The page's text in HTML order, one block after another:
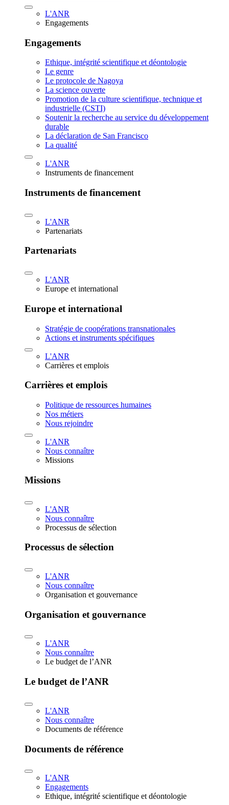
L'ANR
Engagements
Engagements
Ethique, intégrité scientifique et déontologie
Le genre
Le protocole de Nagoya
La science ouverte
Promotion de la culture scientifique, technique et
industrielle (CSTI)
Soutenir la recherche au service du développement
durable
La déclaration de San Francisco
La qualité
L'ANR
Instruments de financement
Instruments de financement
L'ANR
Partenariats
Partenariats
L'ANR
Europe et international
Europe et international
Stratégie de coopérations transnationales
Actions et instruments spécifiques
L'ANR
Carrières et emplois
Carrières et emplois
Politique de ressources humaines
Nos métiers
Nous rejoindre
L'ANR
Nous connaître
Missions
Missions
L'ANR
Nous connaître
Processus de sélection
Processus de sélection
L'ANR
Nous connaître
Organisation et gouvernance
Organisation et gouvernance
L'ANR
Nous connaître
Le budget de l’ANR
Le budget de l’ANR
L'ANR
Nous connaître
Documents de référence
Documents de référence
L'ANR
Engagements
Ethique, intégrité scientifique et déontologie